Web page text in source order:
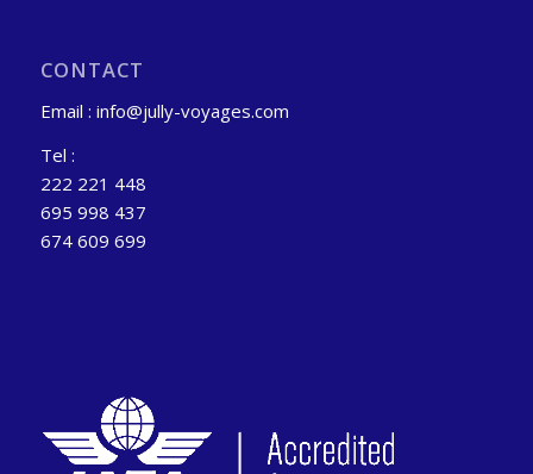
CONTACT
Email : info@jully-voyages.com
Tel :
222 221 448
695 998 437
674 609 699